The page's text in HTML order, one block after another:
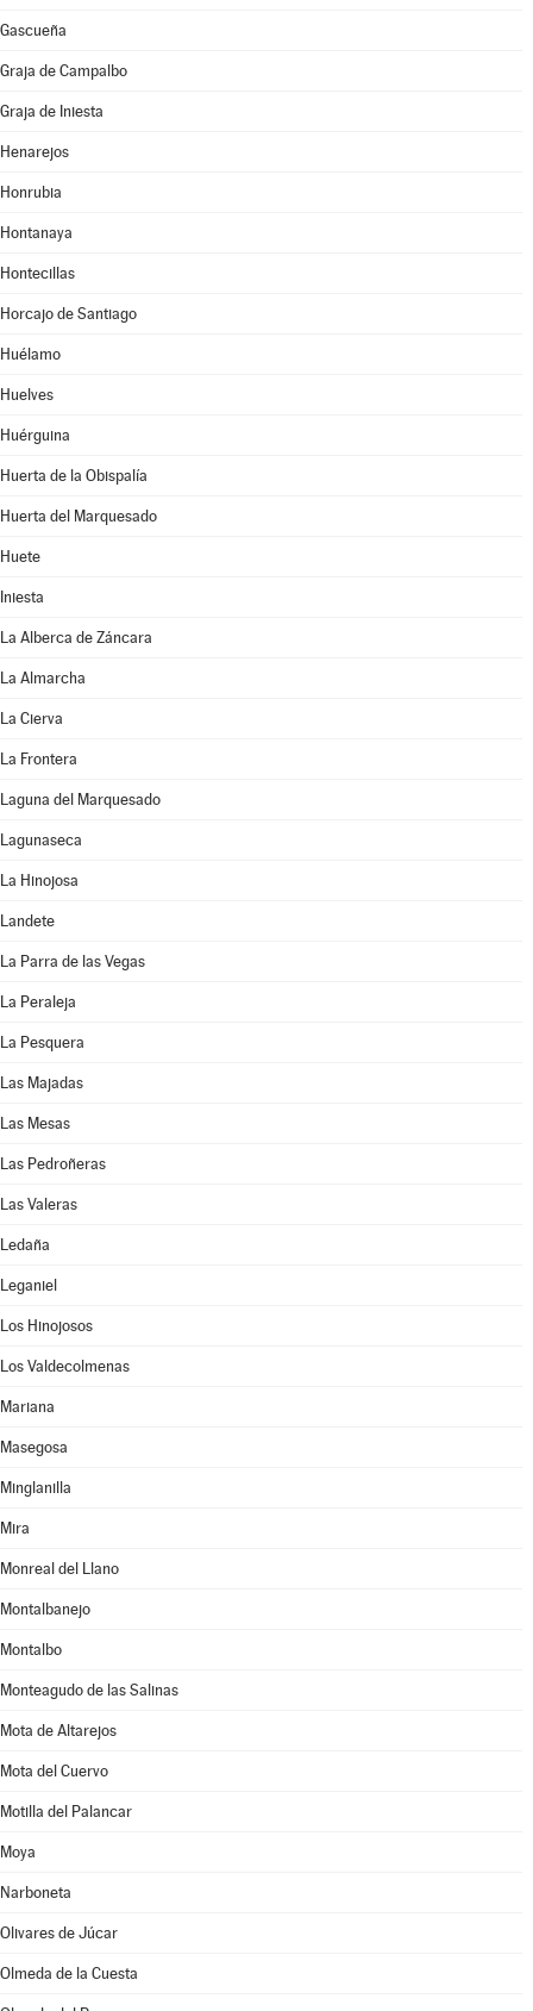
Gascueña
Graja de Campalbo
Graja de Iniesta
Henarejos
Honrubia
Hontanaya
Hontecillas
Horcajo de Santiago
Huélamo
Huelves
Huérguina
Huerta de la Obispalía
Huerta del Marquesado
Huete
Iniesta
La Alberca de Záncara
La Almarcha
La Cierva
La Frontera
Laguna del Marquesado
Lagunaseca
La Hinojosa
Landete
La Parra de las Vegas
La Peraleja
La Pesquera
Las Majadas
Las Mesas
Las Pedroñeras
Las Valeras
Ledaña
Leganiel
Los Hinojosos
Los Valdecolmenas
Mariana
Masegosa
Minglanilla
Mira
Monreal del Llano
Montalbanejo
Montalbo
Monteagudo de las Salinas
Mota de Altarejos
Mota del Cuervo
Motilla del Palancar
Moya
Narboneta
Olivares de Júcar
Olmeda de la Cuesta